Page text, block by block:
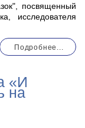
посвященный
исследователя
Подробнее...
«И
на